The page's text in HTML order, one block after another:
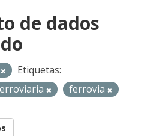
de dados
Etiquetas:
ferrovia